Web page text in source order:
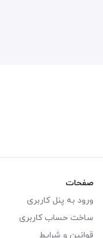
صفحات
ورود به پنل کاربری
ساخت حساب کاربری
قوانین و شرایط